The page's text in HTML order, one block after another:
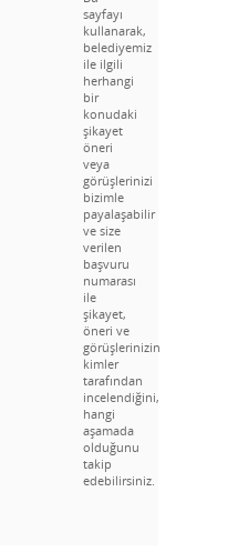
sayfayı
kullanarak,
belediyemiz
ile ilgili
herhangi
bir
konudaki
şikayet
öneri
veya
görüşlerinizi
bizimle
payalaşabilir
ve size
verilen
başvuru
numarası
ile
şikayet,
öneri ve
görüşlerinizin
kimler
tarafından
incelendiğini,
hangi
aşamada
olduğunu
takip
edebilirsiniz.